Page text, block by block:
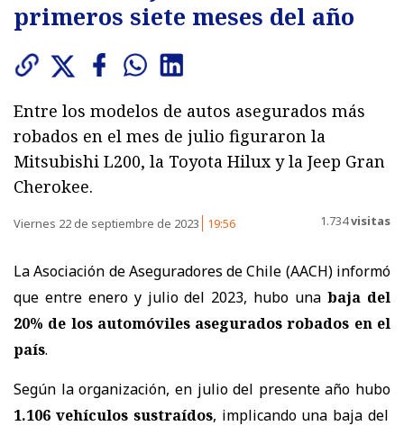
primeros siete meses del año
Entre los modelos de autos asegurados más
robados en el mes de julio figuraron la
Mitsubishi L200, la Toyota Hilux y la Jeep Gran
Cherokee.
Viernes 22 de septiembre de 2023 19:56 1.734visitas
La Asociación de Aseguradores de Chile (AACH) informó
que entre enero y julio del 2023, hubo una baja del
20% de los automóviles asegurados robados en el
país.
Según la organización, en julio del presente año hubo
1.106 vehículos sustraídos, implicando una baja del